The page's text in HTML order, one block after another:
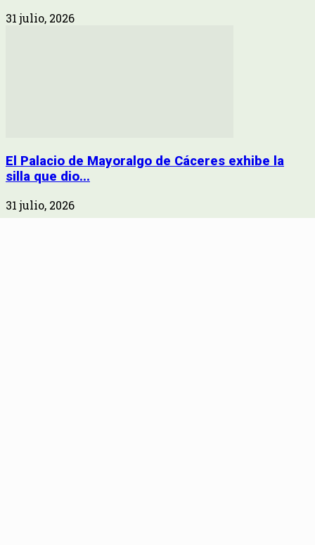
31 julio, 2026
El Palacio de Mayoralgo de Cáceres exhibe la
silla que dio...
31 julio, 2026